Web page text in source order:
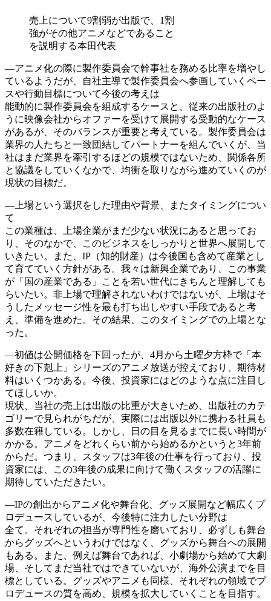
売上について9割弱が出版で、1割
強がその他アニメなどであること
を説明する本田代表
―アニメ化の際に製作委員会で幹事社を務める比率を増やし
ているようだが、自社主導で製作委員会へ参画していくペー
スや行動目標について今後の考えは
能動的に製作委員会を組成するケースと、従来の出版社のよ
うに映像会社からオファーを受けて展開する受動的なケース
があるが、そのバランスが重要と考えている。製作委員会は
業界の人たちと一致団結してパートナーを組んでいくが、当
社はまだ業界を牽引するほどの規模ではないため、関係各所
と協議をしていくなかで、均衡を取りながら進めていくのが
現状の目標だ。
―上場という選択をした理由や背景、またタイミングについ
て
この業種は、上場企業がまだ少ない状況にあると思ってお
り、そのなかで、このビジネスをしっかりと世界へ展開して
いきたい。また、IP（知的財産）は今後国も含めて産業とし
て育てていく方針がある。我々は新興企業であり、この事業
が「国の産業である」ことを若い世代にきちんと理解しても
らいたい。非上場で理解されないわけではないが、上場はそ
うしたメッセージ性を最も打ち出しやすい手段であると考
え、準備を進めた。その結果、このタイミングでの上場とな
った。
―初値は公開価格を下回ったが、4月から土曜夕方枠で「本
好きの下剋上」シリーズのアニメ放送が控えており、期待材
料はいくつかある。今後、投資家にはどのような点に注目し
てほしいか。
現状、当社の売上は出版の比重が大きいため、出版社のカテ
ゴリーで見られがちだが、実際には出版以外に携わる社員も
多数在籍している。しかし、日の目を見るまでに長い時間が
かかる。アニメをどれくらい前から始めるかというと3年前
からだ。つまり、スタッフは3年後の仕事を行っており、投
資家には、この3年後の成果に向けて働くスタッフの活躍に
期待していただきたい。
―IPの創出からアニメ化や舞台化、グッズ展開など幅広くプ
ロデュースしているが、今後特に注力したい分野は
全て。それぞれの担当が専門性を磨いており、必ずしも舞台
からグッズへというわけではなく、グッズから舞台への展開
もある。また、例えば舞台であれば、小劇場から始めて大劇
場、そしてまだ当社ではできていないが、海外公演までを目
標としている。グッズやアニメも同様、それぞれの領域でプ
ロデュースの質を高め、規模を拡大していくことを目指す。